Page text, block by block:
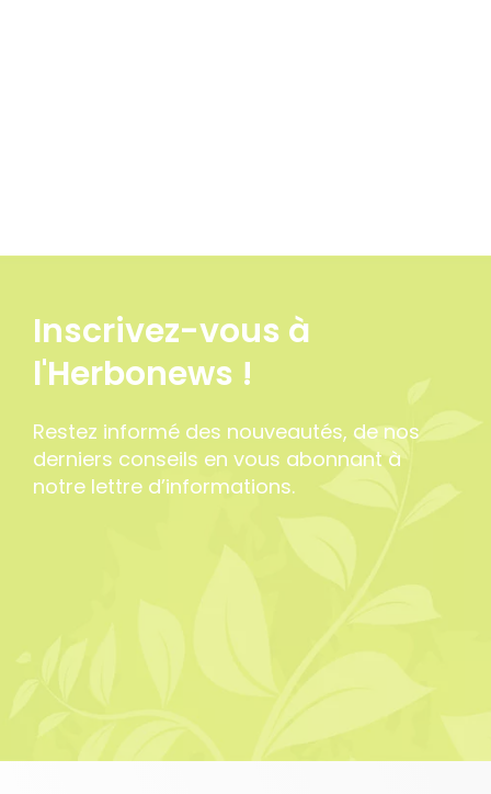
Inscrivez-vous à
l'Herbonews !
Restez informé des nouveautés, de nos
derniers conseils en vous abonnant à
notre lettre d’informations.